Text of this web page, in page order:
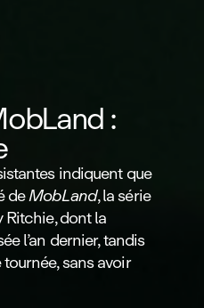
:
indiquent que
deMobLand, la série
dont la
l’an dernier, tandis
sans avoir